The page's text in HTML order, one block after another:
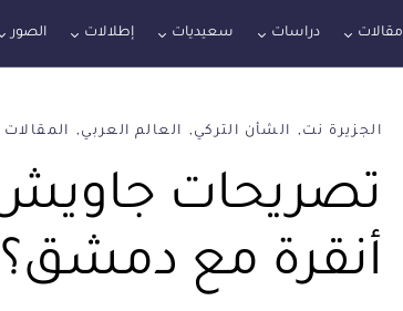
مقالات دراسات سعيديات إطلالات الصور
الجزيرة نت الشأن التركي العالم العربي
تصريحات
أنقرة مع دمشق؟